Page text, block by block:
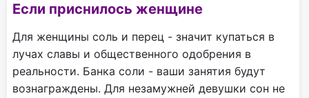
Если приснилось женщине
Для женщины соль и перец - значит купаться в
лучах славы и общественного одобрения в
реальности. Банка соли - ваши занятия будут
вознаграждены. Для незамужней девушки сон не